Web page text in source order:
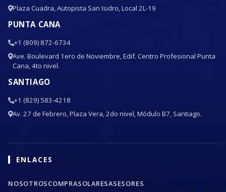
Plaza Cuadra, Autopista San Isidro, Local 2L-19
PUNTA CANA
+1 (809) 872-6734
Ave. Boulevard 1ero de Noviembre, Edif. Centro Profesional Punta
Cana, 4to nivel.
SANTIAGO
+1 (829) 583-4218
Av. 27 de Febrero, Plaza Vera, 2do nivel, Módulo B7, Santiago.
ENLACES
NOSOTROSCOMPRASOLARESASESORES